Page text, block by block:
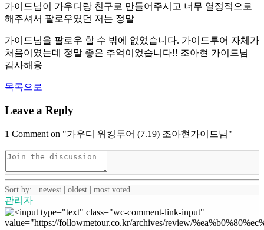
가이드님이 가우디랑 친구로 만들어주시고 너무 열정적으로
해주셔서 팔로우였던 저는 정말
가이드님을 팔로우 할 수 밖에 없었습니다. 가이드투어 자체가
처음이였는데 정말 좋은 추억이었습니다!! 조아현 가이드님
감사해용
목록으로
Leave a Reply
1 Comment on "가우디 워킹투어 (7.19) 조아현가이드님"
Sort by: newest oldest most voted
관리자